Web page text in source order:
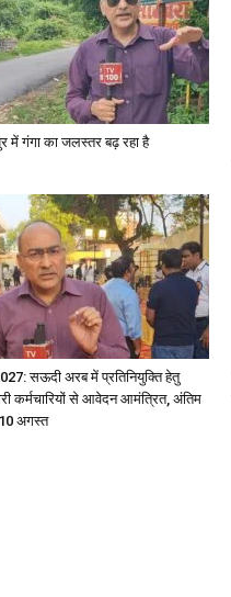
में गंगा का जलस्तर बढ़ रहा है
सऊदी अरब में प्रतिनियुक्ति हेतु
कर्मचारियों से आवेदन आमंत्रित, अंतिम
अगस्त